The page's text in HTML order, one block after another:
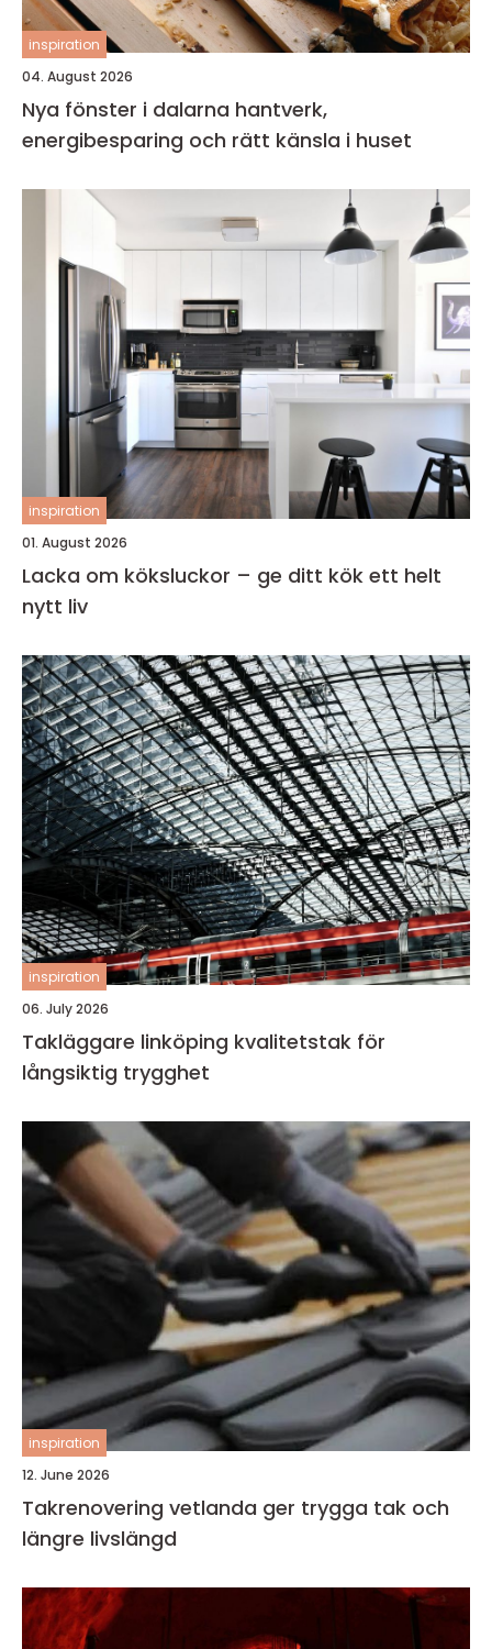
inspiration
04. August 2026
Nya fönster i dalarna hantverk,
energibesparing och rätt känsla i huset
inspiration
01. August 2026
Lacka om köksluckor – ge ditt kök ett helt
nytt liv
inspiration
06. July 2026
Takläggare linköping kvalitetstak för
långsiktig trygghet
inspiration
12. June 2026
Takrenovering vetlanda ger trygga tak och
längre livslängd